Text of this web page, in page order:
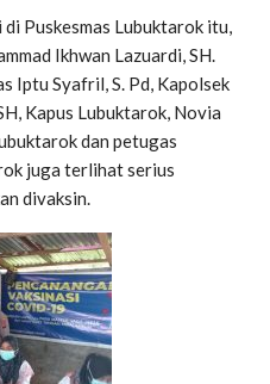
Puskesmas Lubuktarok itu,
Ikhwan Lazuardi, SH.
Iptu Syafril, S. Pd, Kapolsek
Kapus Lubuktarok, Novia
dan petugas
juga terlihat serius
divaksin.